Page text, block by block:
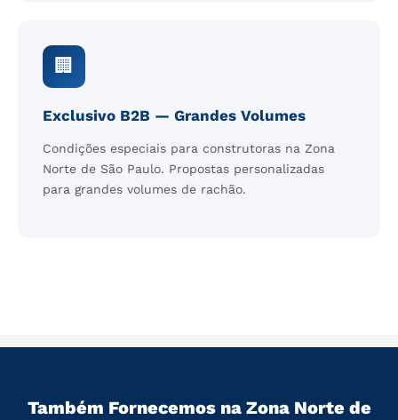
🏢
Exclusivo B2B — Grandes Volumes
Condições especiais para construtoras na Zona
Norte de São Paulo. Propostas personalizadas
para grandes volumes de rachão.
Também Fornecemos na Zona Norte de